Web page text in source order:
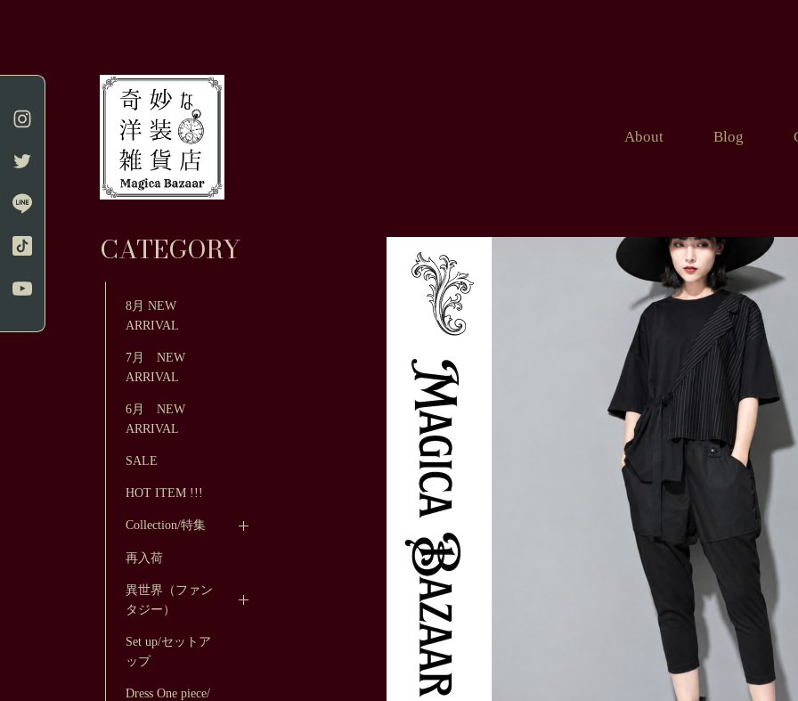
About Blog
CATEGORY
8月 NEW
ARRIVAL
7月 NEW
ARRIVAL
6月 NEW
ARRIVAL
SALE
HOT ITEM !!!
Collection/特集
再入荷
異世界（ファン
タジー）
Set up/セットア
ップ
Dress One piece/